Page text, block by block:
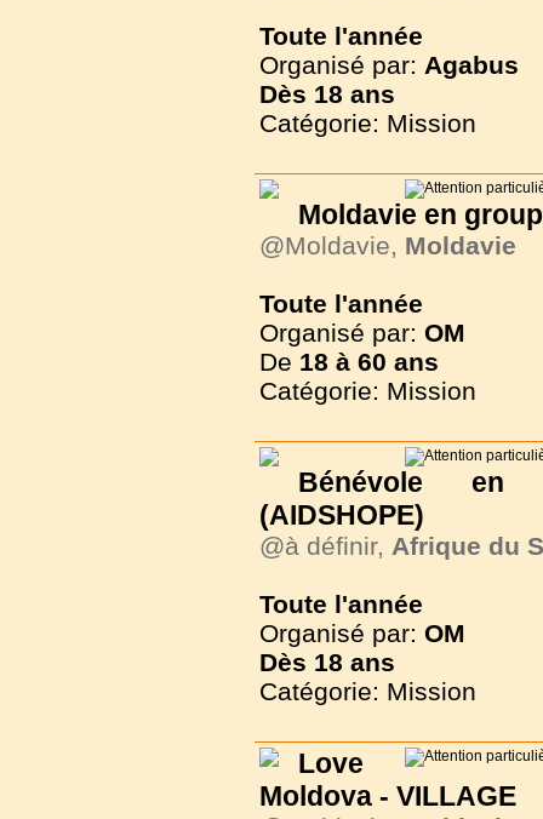
Toute l'année
Organisé par: Agabus
Dès 18 ans
Catégorie: Mission
Moldavie en
@Moldavie, Moldavie
Toute l'année
Organisé par: OM
De 18 à 60 ans
Catégorie: Mission
Bénévole
(AIDSHOPE)
@à définir, Afrique du
Toute l'année
Organisé par: OM
Dès 18 ans
Catégorie: Mission
Love
Moldova - VILLAGE